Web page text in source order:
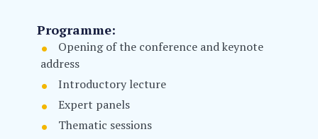
Programme:
Opening of the conference and keynote
address
Introductory lecture
Expert panels
Thematic sessions